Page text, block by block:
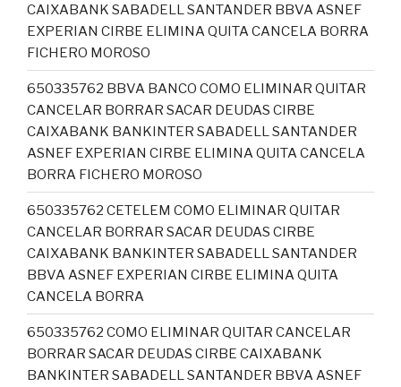
CAIXABANK SABADELL SANTANDER BBVA ASNEF
EXPERIAN CIRBE ELIMINA QUITA CANCELA BORRA
FICHERO MOROSO
650335762 BBVA BANCO COMO ELIMINAR QUITAR
CANCELAR BORRAR SACAR DEUDAS CIRBE
CAIXABANK BANKINTER SABADELL SANTANDER
ASNEF EXPERIAN CIRBE ELIMINA QUITA CANCELA
BORRA FICHERO MOROSO
650335762 CETELEM COMO ELIMINAR QUITAR
CANCELAR BORRAR SACAR DEUDAS CIRBE
CAIXABANK BANKINTER SABADELL SANTANDER
BBVA ASNEF EXPERIAN CIRBE ELIMINA QUITA
CANCELA BORRA
650335762 COMO ELIMINAR QUITAR CANCELAR
BORRAR SACAR DEUDAS CIRBE CAIXABANK
BANKINTER SABADELL SANTANDER BBVA ASNEF